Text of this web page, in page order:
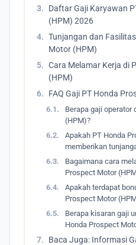
3.
Daftar Gaji Karyawan
(HPM) 2026
4. Tunjangan dan
Motor (HPM)
5. Cara Melamar Kerja di
(HPM)
6.
FAQ Gaji PT Honda
6.1.
Berapa gaji operator
(HPM)?
6.2.
Apakah PT Honda
memberikan
6.3.
Bagaimana cara
Prospect Motor
6.4.
Apakah terdapat
Prospect Motor
6.5.
Berapa kisaran gaji
Honda Prospect
7. Baca Juga: Informasi